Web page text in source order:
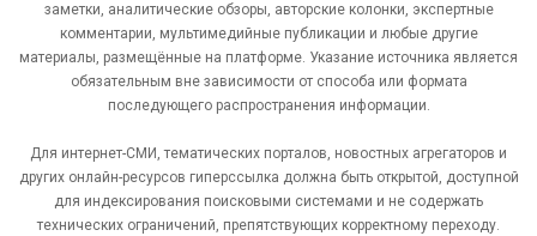
заметки, аналитические обзоры, авторские колонки, экспертные
комментарии, мультимедийные публикации и любые другие
материалы, размещённые на платформе. Указание источника является
обязательным вне зависимости от способа или формата
последующего распространения информации.
Для интернет-СМИ, тематических порталов, новостных агрегаторов и
других онлайн-ресурсов гиперссылка должна быть открытой, доступной
для индексирования поисковыми системами и не содержать
технических ограничений, препятствующих корректному переходу.